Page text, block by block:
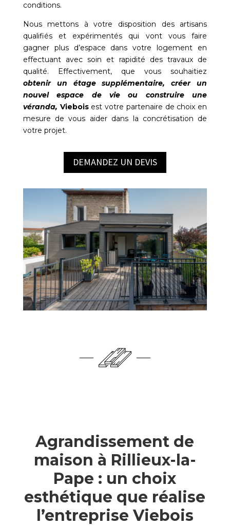
conditions.
Nous mettons à votre disposition des artisans
qualifiés et expérimentés qui vont vous faire
gagner plus d’espace dans votre logement en
effectuant avec soin et rapidité des travaux de
qualité. Effectivement, que vous souhaitiez
obtenir un étage supplémentaire, créer un
nouvel espace de vie ou construire une
véranda, Vieboisest votre partenaire de choix en
mesure de vous aider dans la concrétisation de
votre projet.
DEMANDEZ UN DEVIS
Agrandissement de
maison à Rillieux-la-
Pape : un choix
esthétique que réalise
l’entreprise Viebois